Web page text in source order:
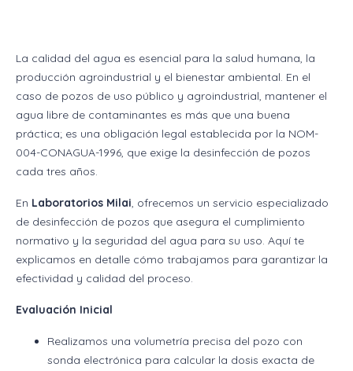
La calidad del agua es esencial para la salud humana, la
producción agroindustrial y el bienestar ambiental. En el
caso de pozos de uso público y agroindustrial, mantener el
agua libre de contaminantes es más que una buena
práctica; es una obligación legal establecida por la NOM-
004-CONAGUA-1996, que exige la desinfección de pozos
cada tres años.
En Laboratorios Milai, ofrecemos un servicio especializado
de desinfección de pozos que asegura el cumplimiento
normativo y la seguridad del agua para su uso. Aquí te
explicamos en detalle cómo trabajamos para garantizar la
efectividad y calidad del proceso.
Evaluación Inicial
Realizamos una volumetría precisa del pozo con
sonda electrónica para calcular la dosis exacta de